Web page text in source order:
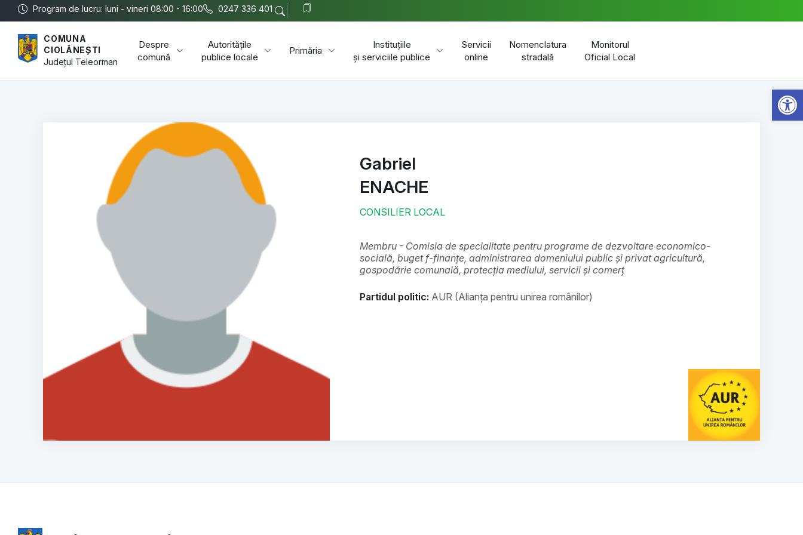
Program de lucru: luni - vineri 08:00 - 16:00 0247 336 401
COMUNA
CIOLĂNEȘTI
Județul Teleorman
Despre
comună
Autoritățile
publice locale
Primăria
Instituțiile
și serviciile publice
Servicii
online
Nomenclatura
stradală
Monitorul
Oficial Local
Gabriel
ENACHE
CONSILIER LOCAL
membru - Comisia de specialitate pentru programe de dezvoltare economico-
socială, buget f-finanțe, administrarea domeniului public și privat agricultură,
gospodărie comunală, protecția mediului, servicii și comerț
Partidul politic: AUR (Alianța pentru unirea românilor)